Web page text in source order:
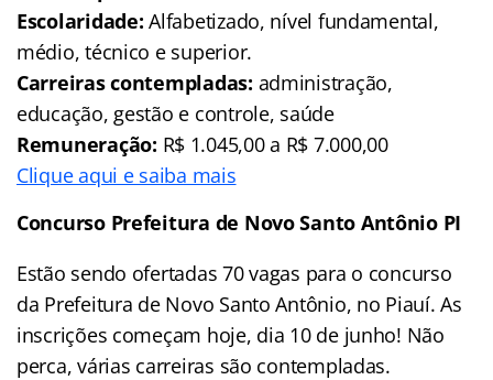
Escolaridade: Alfabetizado, nível fundamental,
médio, técnico e superior.
Carreiras contempladas: administração,
educação, gestão e controle, saúde
Remuneração: R$ 1.045,00 a R$ 7.000,00
Clique aqui e saiba mais
Concurso Prefeitura de Novo Santo Antônio PI
Estão sendo ofertadas 70 vagas para o concurso
da Prefeitura de Novo Santo Antônio, no Piauí. As
inscrições começam hoje, dia 10 de junho! Não
perca, várias carreiras são contempladas.